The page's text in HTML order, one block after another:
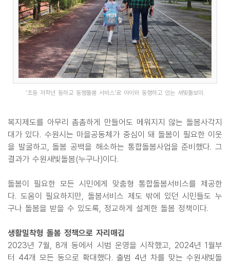
'초등 저학년 등하교 동행돌봄 서비스'로 아이와 동행하고 있는 새빛돌보미.
복지제도를 아무리 촘촘하게 만들어도 메워지지 않는 돌봄사각지
대가 있다. 수원시는 마을공동체가 중심이 돼 돌봄이 필요한 이웃
을 발굴하고, 돌봄 공백을 해소하는 통합돌봄사업을 준비했다. 그
결과가 수원새빛돌봄(누구나)이다.
돌봄이 필요한 모든 시민에게 맞춤형 통합돌봄서비스를 제공한
다. 도움이 필요하지만, 돌봄서비스 제도 밖에 있던 시민들도 누
구나 돌봄을 받을 수 있도록, 정교하게 설계한 돌봄 정책이다.
생활밀착형 돌봄 정책으로 자리매김
2023년 7월, 8개 동에서 시범 운영을 시작했고, 2024년 1월부
터 44개 모든 동으로 확대했다. 출범 4년 차를 맞는 수원새빛돌